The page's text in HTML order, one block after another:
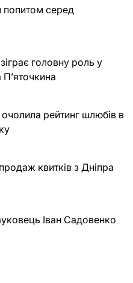
попитом серед
головну роль у
рейтинг шлюбів в
квитків з Дніпра
Іван Садовенко